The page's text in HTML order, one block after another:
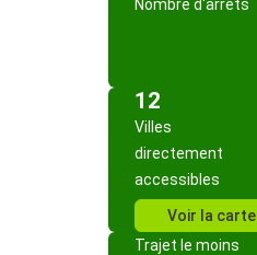
Nombre d'arrêts
12
Villes
directement
accessibles
Voir la carte
Trajet le moins